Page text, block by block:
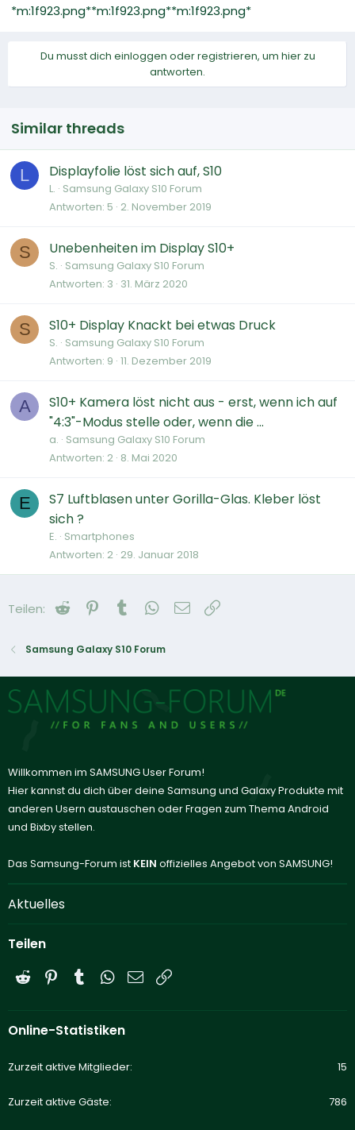
*m:1f923.png**m:1f923.png**m:1f923.png*
Du musst dich einloggen oder registrieren, um hier zu
antworten.
Similar threads
L Displayfolie löst sich auf, S10
L. Samsung Galaxy S10 Forum
Antworten 5 2. November 2019
S Unebenheiten im Display S10+
S. Samsung Galaxy S10 Forum
Antworten 3 31. März 2020
S S10+ Display Knackt bei etwas Druck
S. Samsung Galaxy S10 Forum
Antworten 9 11. Dezember 2019
A
S10+ Kamera löst nicht aus - erst, wenn ich auf
"4:3"-Modus stelle oder, wenn die ...
a. Samsung Galaxy S10 Forum
Antworten 2 8. Mai 2020
E
S7 Luftblasen unter Gorilla-Glas. Kleber löst
sich ?
E. Smartphones
Antworten 2 29. Januar 2018
Teilen: Reddit Pinterest
Tumblr WhatsApp
E-Mail
Samsung Galaxy S10 Forum
Willkommen im SAMSUNG User Forum!
Hier kannst du dich über deine Samsung und Galaxy Produkte mit
anderen Usern austauschen oder Fragen zum Thema Android
und Bixby stellen.
Das Samsung-Forum ist KEIN offizielles Angebot von SAMSUNG!
Aktuelles
Teilen
Reddit PinterestTumblrWhatsApp
E-Mail
Online-Statistiken
Zurzeit aktive Mitglieder 15
Zurzeit aktive Gäste 786